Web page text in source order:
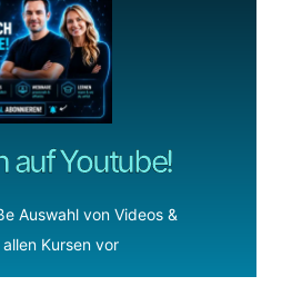
auf Youtube!
Auswahl von Videos &
Kursen vor